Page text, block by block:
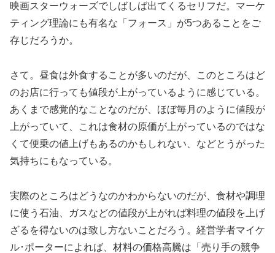
映画スターウォーズでしばしば出てくるセリフだ。マーケ
ティング理論にも有名な「フォース」が5つあることをご
存じだろうか。
さて。昼食は外食することが多いのだが、このところはど
のお店に行っても値段が上がっているように感じている。
あくまで感覚的なことなのだが、ほぼ毎月のように値段が
上がっていて、これは食材の原価が上がっているのではな
くて便乗の値上げもあるのかもしれない、などとうがった
気持ちにもなっている。
実際のところはどうなのかわからないのだが、食材や調理
に使う石油、ガスなどの値段が上がれば料理の値段を上げ
ざるを得ないのは致し方ないことだろう。経営学者マイケ
ル･ポーターによれば、材料の価格高騰は「売り手の競争